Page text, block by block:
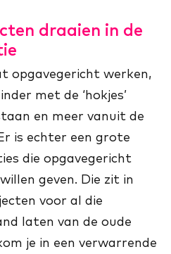
draaien in de
opgavegericht werken,
met de ‘hokjes’
en meer vanuit de
is echter een grote
die opgavegericht
geven. Die zit in
voor al die
laten van de oude
je in een verwarrende